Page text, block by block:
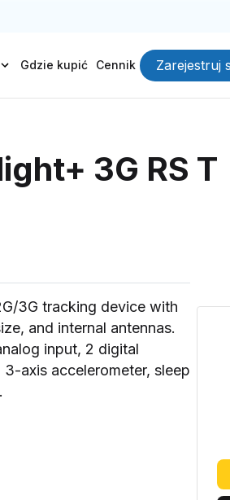
Gdzie kupić Cennik Zarejestruj
3G RS T
3G tracking device with
and internal antennas.
input, 2 digital
axis accelerometer, sleep